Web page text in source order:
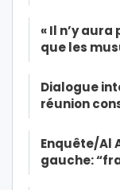
« Il n’y
que les
Dialogue
réunion
Enquête/Al
gauche: